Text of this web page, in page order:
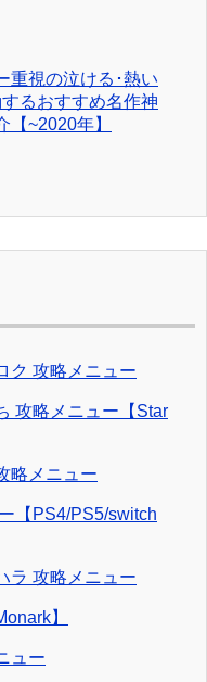
重視の泣ける･熱い
るおすすめ名作神
【~2020年】
ク 攻略メニュー
攻略メニュー【Star
略メニュー
【PS4/PS5/switch
ラ 攻略メニュー
】
ュー